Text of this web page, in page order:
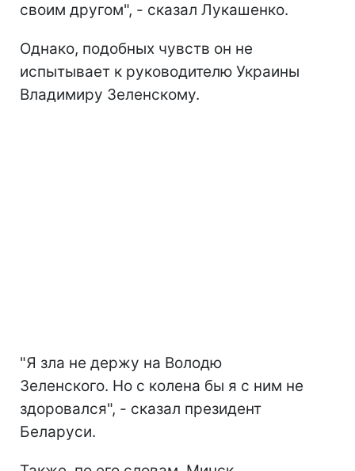
своим другом", - сказал Лукашенко.
Однако, подобных чувств он не
испытывает к руководителю Украины
Владимиру Зеленскому.
"Я зла не держу на Володю
Зеленского. Но с колена бы я с ним не
здоровался", - сказал президент
Беларуси.